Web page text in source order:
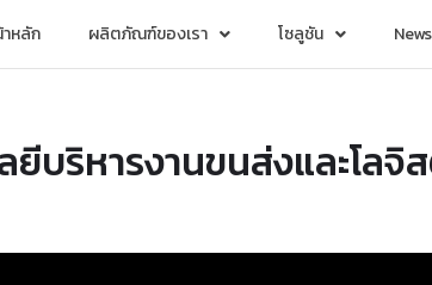
หลัก ผลิตภัณฑ์ของเรา โซลูชัน
ยีบริหารงานขนส่งและโล